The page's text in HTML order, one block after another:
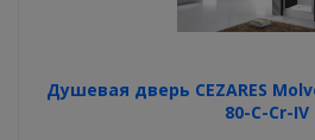
Душевая дверь CEZARES
80-C-Cr-IV